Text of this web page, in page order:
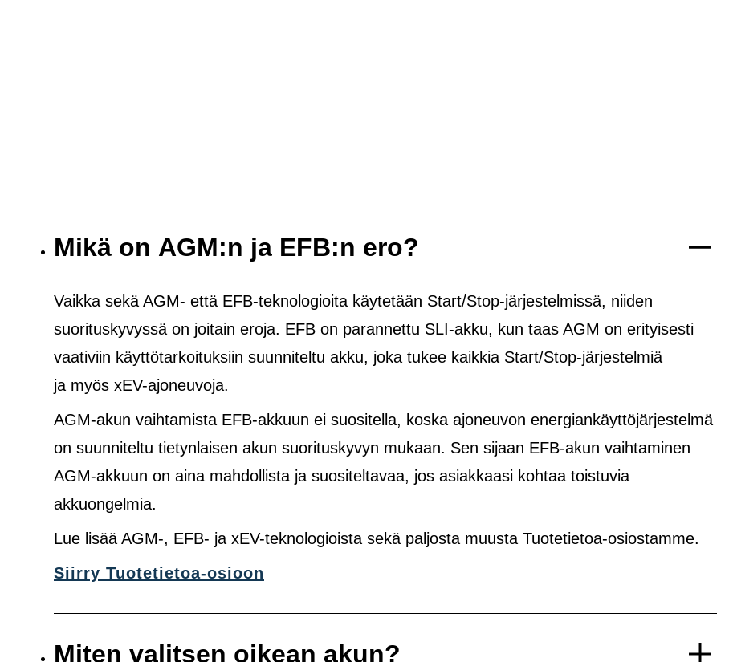
Mikä on AGM:n ja EFB:n ero?
Vaikka sekä AGM- että EFB-teknologioita käytetään Start/Stop-järjestelmissä, niiden
suorituskyvyssä on joitain eroja. EFB on parannettu SLI-akku, kun taas AGM on erityisesti
vaativiin käyttötarkoituksiin suunniteltu akku, joka tukee kaikkia Start/Stop-järjestelmiä
ja myös xEV-ajoneuvoja.
AGM-akun vaihtamista EFB-akkuun ei suositella, koska ajoneuvon energiankäyttöjärjestelmä
on suunniteltu tietynlaisen akun suorituskyvyn mukaan. Sen sijaan EFB-akun vaihtaminen
AGM-akkuun on aina mahdollista ja suositeltavaa, jos asiakkaasi kohtaa toistuvia
akkuongelmia.
Lue lisää AGM-, EFB- ja xEV-teknologioista sekä paljosta muusta Tuotetietoa-osiostamme.
Siirry Tuotetietoa-osioon
Miten valitsen oikean akun?